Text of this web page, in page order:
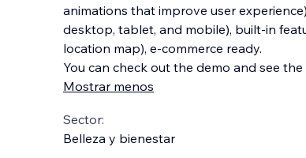
animations that improve user
desktop, tablet, and mobile), built-in
location map), e-commerce ready.
You can check out the demo and see
Mostrar menos
Sector:
Belleza y bienestar